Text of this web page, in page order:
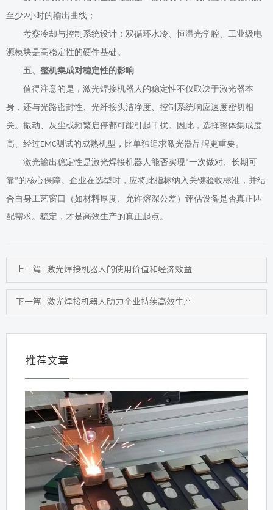
至少2小时的输出曲线；
考察冷却与控制系统设计：双循环水冷、恒温光学腔、工业级电
源模块是高稳定性的硬件基础。
五、整机集成对稳定性的影响
值得注意的是，激光焊接机器人的稳定性不仅取决于激光器本
身，还与光路密封性、光纤接头洁净度、控制系统响应速度密切相
关。振动、灰尘或频繁启停都可能引起干扰。因此，选择整体集成度
高、经过EMC测试的成熟机型，比单独追求激光器品牌更重要。
激光输出稳定性是激光焊接机器人能否实现“一次做对、长期可
靠”的核心保障。企业在选型时，应将此指标纳入关键验收标准，并结
合自身工艺窗口（如材料厚度、允许熔深公差）评估设备是否真正匹
配需求。稳定，才是高效生产的真正起点。
上一篇 : 激光焊接机器人的使用价值和经济效益
下一篇 : 激光焊接机器人助力企业持续高效生产
推荐文章